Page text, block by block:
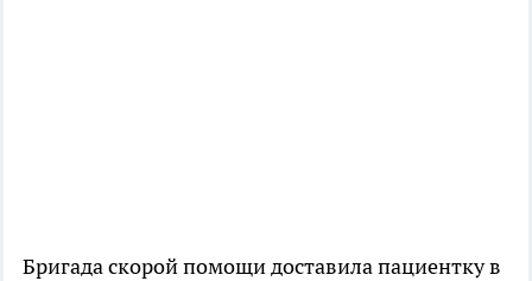
Бригада скорой помощи доставила пациентку в